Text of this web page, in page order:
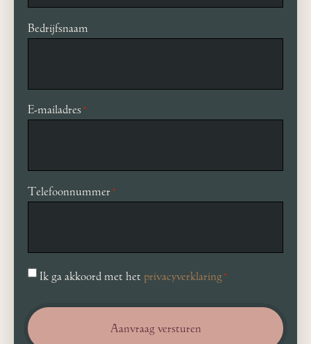
Bedrijfsnaam
E-mailadres *
Telefoonnummer *
Toestemming
Ik ga akkoord met het privacyverklaring *